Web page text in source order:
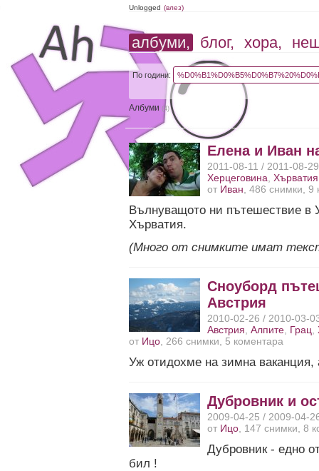
Unlogged (влез)
албуми, блог, хора,
По години:
Албуми(4)
Елена и Иван
2011-08-11 / 2011-08-
Херцеговина ,Хърватия
от Иван , 486 снимки, 9
Вълнуващото ни пътешествие в
Хърватия.
(Много от снимките имат
Сноуборд
Австрия
2010-02-26 / 2010-03-
Австрия ,Алпите Грац ,
от Ицо , 266 снимки, 5 коментара
Уж отидохме на зимна
Дубровник и
2009-04-25 / 2009-04-
от Ицо , 147 снимки, 8
Дубровник - едно
бил !